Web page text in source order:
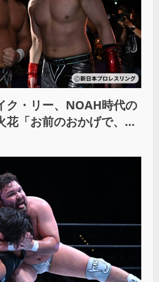
ク・リー、NOAH時代の
花「お前のおかげで、忘
たわ」